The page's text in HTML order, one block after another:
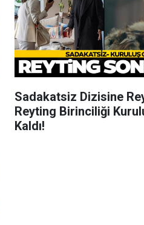
Sadakatsiz Dizisine
Reyting Birinciliği
Kaldı!